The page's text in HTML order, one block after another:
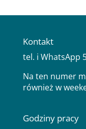
Kontakt
tel. i WhatsApp
Na ten numer
również w
Godziny pracy